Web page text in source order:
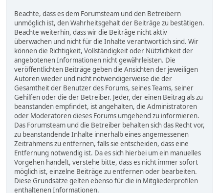
Beachte, dass es dem Forumsteam und den Betreibern
unmöglich ist, den Wahrheitsgehalt der Beiträge zu bestätigen.
Beachte weiterhin, dass wir die Beiträge nicht aktiv
überwachen und nicht für die Inhalte verantwortlich sind. Wir
können die Richtigkeit, Vollständigkeit oder Nützlichkeit der
angebotenen Informationen nicht gewährleisten. Die
veröffentlichten Beiträge geben die Ansichten der jeweiligen
Autoren wieder und nicht notwendigerweise die der
Gesamtheit der Benutzer des Forums, seines Teams, seiner
Gehilfen oder die der Betreiber. Jeder, der einen Beitrag als zu
beanstanden empfindet, ist angehalten, die Administratoren
oder Moderatoren dieses Forums umgehend zu informieren.
Das Forumsteam und die Betreiber behalten sich das Recht vor,
zu beanstandende Inhalte innerhalb eines angemessenen
Zeitrahmens zu entfernen, falls sie entscheiden, dass eine
Entfernung notwendig ist. Da es sich hierbei um ein manuelles
Vorgehen handelt, verstehe bitte, dass es nicht immer sofort
möglich ist, einzelne Beiträge zu entfernen oder bearbeiten.
Diese Grundsätze gelten ebenso für die in Mitgliederprofilen
enthaltenen Informationen.